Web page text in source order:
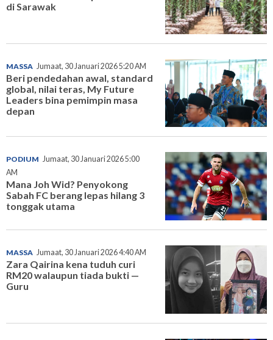
di Sarawak
MASSA Jumaat, 30 Januari 2026 5:20 AM
Beri pendedahan awal, standard
global, nilai teras, My Future
Leaders bina pemimpin masa
depan
PODIUM Jumaat, 30 Januari 2026 5:00
AM
Mana Joh Wid? Penyokong
Sabah FC berang lepas hilang 3
tonggak utama
MASSA Jumaat, 30 Januari 2026 4:40 AM
Zara Qairina kena tuduh curi
RM20 walaupun tiada bukti —
Guru